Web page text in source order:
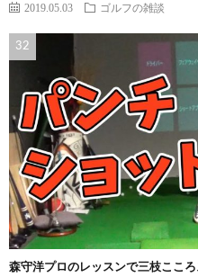
2019.05.03 ゴルフの雑談
森守洋プロのレッスンで三枝ここ